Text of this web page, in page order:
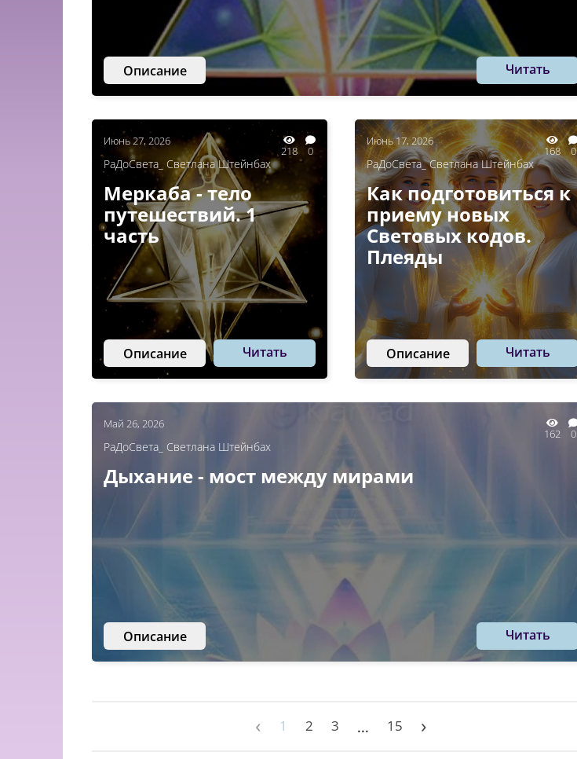
Описание Читать
Июнь 27, 2026
218 0
РаДоСвета_ Светлана Штейнбах
Меркаба - тело
путешествий. 1
часть
Описание Читать
Июнь 17, 2026
168 0
РаДоСвета_ Светлана Штейнбах
Как подготовиться к
приему новых
Световых кодов.
Плеяды
Описание Читать
Май 26, 2026
162 0
РаДоСвета_ Светлана Штейнбах
Дыхание - мост между мирами
Описание Читать
‹ 1 2 3 ... 15 ›